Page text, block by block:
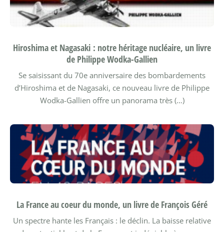
Hiroshima et Nagasaki : notre héritage nucléaire, un livre
de Philippe Wodka-Gallien
Se saisissant du 70e anniversaire des bombardements
d’Hiroshima et de Nagasaki, ce nouveau livre de Philippe
Wodka-Gallien offre un panorama très (…)
La France au coeur du monde, un livre de François Géré
Un spectre hante les Français : le déclin. La baisse relative